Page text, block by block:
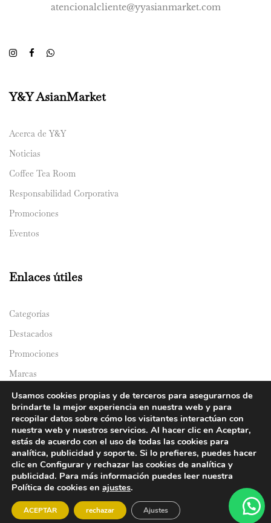
atencionalcliente@yyasianmarket.com
Y&Y AsianMarket
Acerca de Y&Y
Noticias
Coffee Tea Room
Responsabilidad Corporativa
Promociones
Eventos
Enlaces útiles
Categorías
Destacados
Promociones
Marcas
Catálogos
Domicilios
© 2024 Y&Y Asian Market. All rights reserved.
Usamos cookies propias y de terceros para asegurarnos de
brindarte la mejor experiencia en nuestra web y para
recopilar datos sobre cómo los visitantes interactúan con
nuestra web y nuestros servicios. Al hacer clic en Aceptar,
estás de acuerdo con el uso de todas las cookies para
analítica, publicidad y soporte. Si lo prefieres, puedes hacer
clic en Configurar y rechazar las cookies de analítica y
publicidad. Para más información puedes leer nuestra
Política de cookies en ajustes.
ACEPTAR rechazar Ajustes